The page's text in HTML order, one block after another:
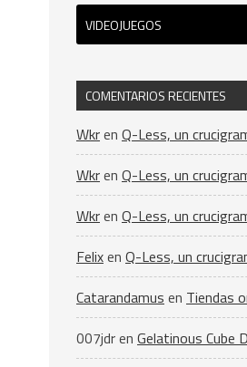
VIDEOJUEGOS
COMENTARIOS RECIENTES
Wkren Q-Less, un
Wkren Q-Less, un
Wkren Q-Less, un
Felixen Q-Less, un
Catarandamus en Tiendas
007jdren Gelatinous Cube